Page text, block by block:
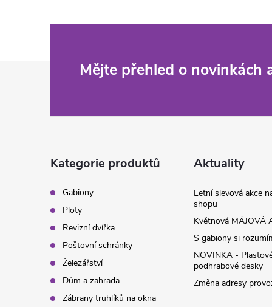
Mějte přehled o novinkách
Kategorie produktů
Gabiony
Ploty
Revizní dvířka
Poštovní schránky
Železářství
Dům a zahrada
Zábrany truhlíků na okna
Aktuality
Letní slevová akce
shopu
Květnová MÁJOVÁ
S gabiony si
NOVINKA -
podhrabové desky
Změna adresy